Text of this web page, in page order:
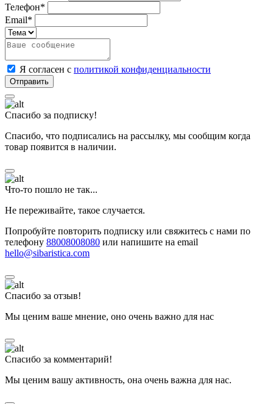
Телефон*
Email*
Я согласен с политикой конфиденциальности
Спасибо за подписку!
Спасибо, что подписались на рассылку, мы сообщим когда
товар появится в наличии.
Что-то пошло не так...
Не переживайте, такое случается.
Попробуйте повторить подписку или свяжитесь с нами по
телефону 88008008080 или напишите на email
hello@sibaristica.com
Спасибо за отзыв!
Мы ценим ваше мнение, оно очень важно для нас
Спасибо за комментарий!
Мы ценим вашу активность, она очень важна для нас.